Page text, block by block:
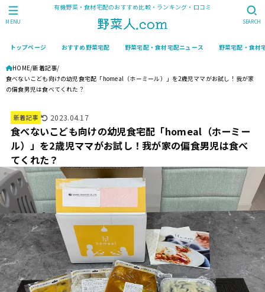
有機野菜・食材宅配のおすすめ比較・ランキング・口コミ
トップページ おすすめ野菜宅配 野菜宅配・食材宅配ニュース 野菜宅配・食材
SEARCH
MENU
HOME 新着記事
食べないこども向けの幼児食宅配「homeal（ホーミール）」を2歳児ママがお試し！我が家
の偏食男児は食べてくれた？
新着記事 2023.04.17
食べないこども向けの幼児食宅配「homeal（ホーミー
ル）」を2歳児ママがお試し！我が家の偏食男児は食べ
てくれた？